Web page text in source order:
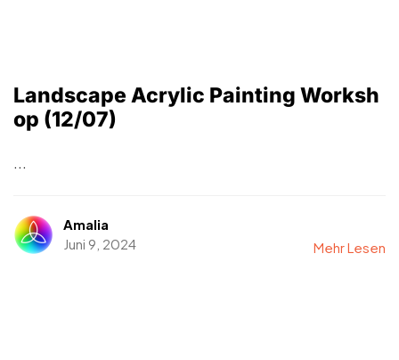
Landscape Acrylic Painting Worksh
op (12/07)
...
Amalia
Juni 9, 2024
Mehr Lesen